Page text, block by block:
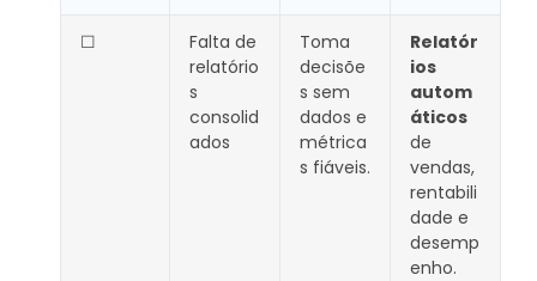
☐
Falta de
relatório
s
consolid
ados
Toma
decisõe
s sem
dados e
métrica
s fiáveis.
Relatór
ios
autom
áticos
de
vendas,
rentabili
dade e
desemp
enho.